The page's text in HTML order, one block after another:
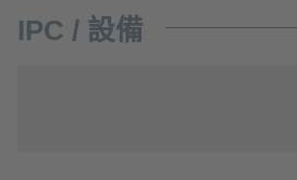
IPC / 設備